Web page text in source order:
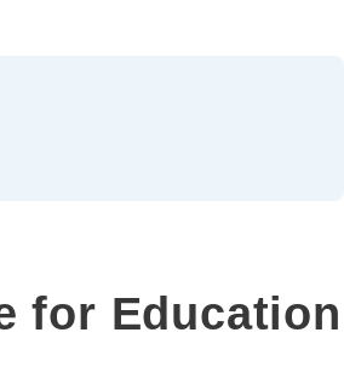
for Education